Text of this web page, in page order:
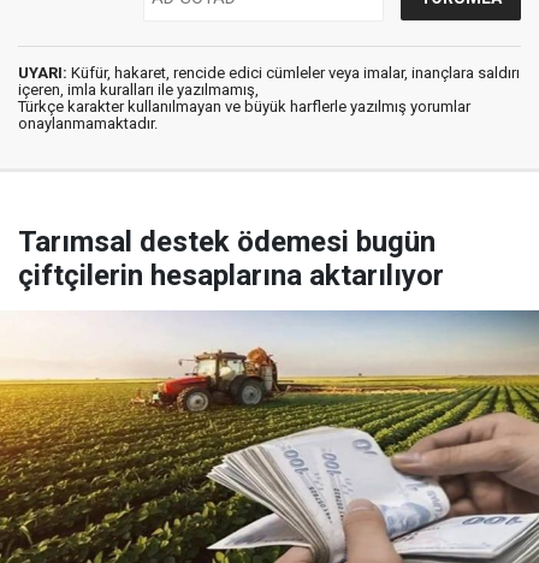
UYARI: Küfür, hakaret, rencide edici cümleler veya imalar, inançlara saldırı
içeren, imla kuralları ile yazılmamış,
Türkçe karakter kullanılmayan ve büyük harflerle yazılmış yorumlar
onaylanmamaktadır.
Tarımsal destek ödemesi bugün
çiftçilerin hesaplarına aktarılıyor